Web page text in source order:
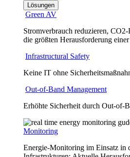
Lösungen
Green AV
Stromverbrauch reduzieren,
die größten Herausforderung
Infrastructural Safety
Keine IT ohne
Out-of-Band Management
Erhöhte Sicherheit durch Out-of-
Monitoring
Energie-Monitoring im Einsatz in